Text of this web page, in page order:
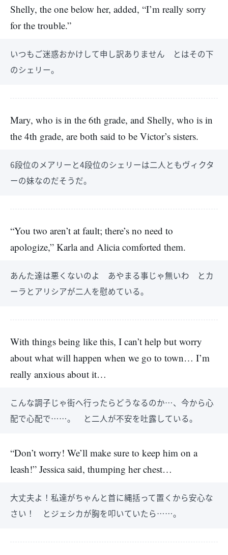
Shelly, the one below her, added, “I’m really sorry
for the trouble.”
いつもご迷惑おかけして申し訳ありません とはその下
のシェリー。
Mary, who is in the 6th grade, and Shelly, who is in
the 4th grade, are both said to be Victor’s sisters.
6段位のメアリーと4段位のシェリーは二人ともヴィクタ
ーの妹なのだそうだ。
“You two aren’t at fault; there’s no need to
apologize,” Karla and Alicia comforted them.
あんた達は悪くないのよ あやまる事じゃ無いわ とカ
ーラとアリシアが二人を慰めている。
With things being like this, I can’t help but worry
about what will happen when we go to town… I’m
really anxious about it…
こんな調子じゃ街へ行ったらどうなるのか…、今から心
配で心配で……。 と二人が不安を吐露している。
“Don’t worry! We’ll make sure to keep him on a
leash!” Jessica said, thumping her chest…
大丈夫よ！私達がちゃんと首に縄括って置くから安心な
さい！ とジェシカが胸を叩いていたら……。